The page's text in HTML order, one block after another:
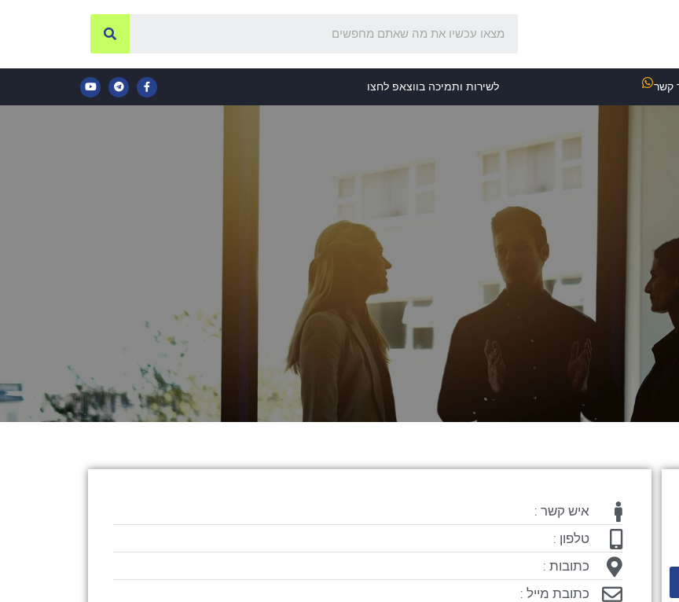
קשר לשירות ותמיכה בווצאפ לחצו
איש קשר :
טלפון :
כתובות :
כתובת מייל :